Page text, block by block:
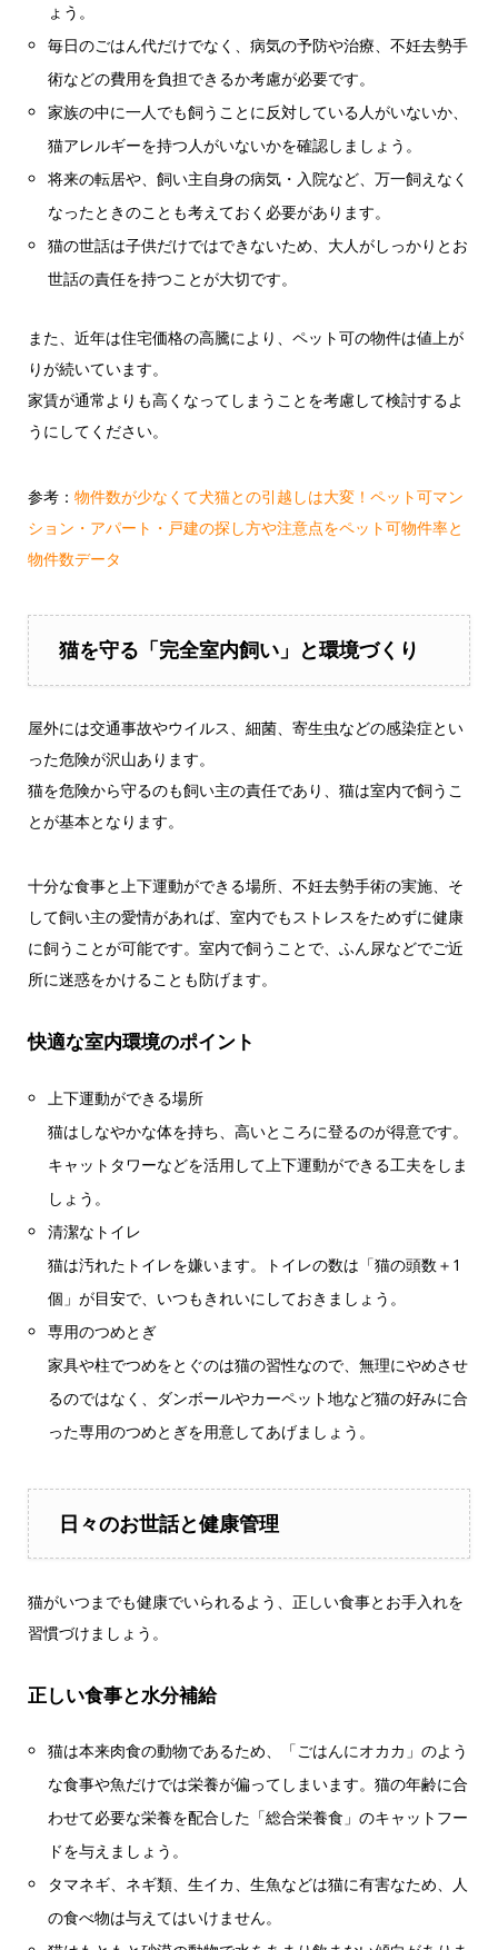
ょう。
毎日のごはん代だけでなく、病気の予防や治療、不妊去勢手
術などの費用を負担できるか考慮が必要です。
家族の中に一人でも飼うことに反対している人がいないか、
猫アレルギーを持つ人がいないかを確認しましょう。
将来の転居や、飼い主自身の病気・入院など、万一飼えなく
なったときのことも考えておく必要があります。
猫の世話は子供だけではできないため、大人がしっかりとお
世話の責任を持つことが大切です。
また、近年は住宅価格の高騰により、ペット可の物件は値上が
りが続いています。
家賃が通常よりも高くなってしまうことを考慮して検討するよ
うにしてください。
参考： 物件数が少なくて犬猫との引越しは大変！ペット可マン
ション・アパート・戸建の探し方や注意点をペット可物件率と
物件数データ
猫を守る「完全室内飼い」と環境づくり
屋外には交通事故やウイルス、細菌、寄生虫などの感染症とい
った危険が沢山あります。
猫を危険から守るのも飼い主の責任であり、猫は室内で飼うこ
とが基本となります。
十分な食事と上下運動ができる場所、不妊去勢手術の実施、そ
して飼い主の愛情があれば、室内でもストレスをためずに健康
に飼うことが可能です。室内で飼うことで、ふん尿などでご近
所に迷惑をかけることも防げます。
快適な室内環境のポイント
上下運動ができる場所
猫はしなやかな体を持ち、高いところに登るのが得意です。
キャットタワーなどを活用して上下運動ができる工夫をしま
しょう。
清潔なトイレ
猫は汚れたトイレを嫌います。トイレの数は「猫の頭数＋1
個」が目安で、いつもきれいにしておきましょう。
専用のつめとぎ
家具や柱でつめをとぐのは猫の習性なので、無理にやめさせ
るのではなく、ダンボールやカーペット地など猫の好みに合
った専用のつめとぎを用意してあげましょう。
日々のお世話と健康管理
猫がいつまでも健康でいられるよう、正しい食事とお手入れを
習慣づけましょう。
正しい食事と水分補給
猫は本来肉食の動物であるため、「ごはんにオカカ」のよう
な食事や魚だけでは栄養が偏ってしまいます。猫の年齢に合
わせて必要な栄養を配合した「総合栄養食」のキャットフー
ドを与えましょう。
タマネギ、ネギ類、生イカ、生魚などは猫に有害なため、人
の食べ物は与えてはいけません。